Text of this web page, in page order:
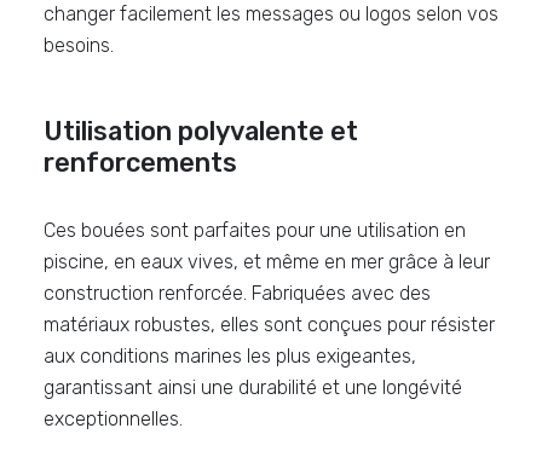
changer facilement les messages ou logos selon vos
besoins.
Utilisation polyvalente et
renforcements
Ces bouées sont parfaites pour une utilisation en
piscine, en eaux vives, et même en mer grâce à leur
construction renforcée. Fabriquées avec des
matériaux robustes, elles sont conçues pour résister
aux conditions marines les plus exigeantes,
garantissant ainsi une durabilité et une longévité
exceptionnelles.